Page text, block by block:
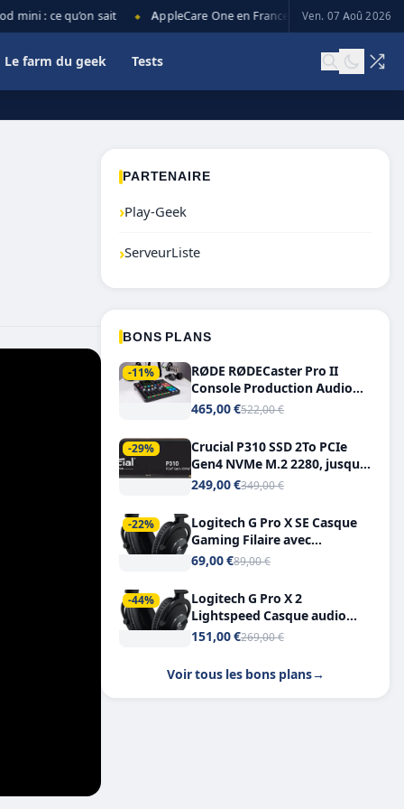
: ce qu’on sait AppleCare One en France : prix, couverture et
Ven. 07 Aoû 2026
Le farm du geek Tests
PARTENAIRE
›Play-Geek
›ServeurListe
BONS PLANS
-11%
RØDE RØDECaster Pro II
Console Production Audio
Tout-en-Un, Bluetooth et
465,00 €522,00 €
-29%
Crucial P310 SSD 2To PCIe
Gen4 NVMe M.2 2280, jusqu’à
7.100 Mo/s
249,00 €349,00 €
-22%
Logitech G Pro X SE Casque
Gaming Filaire avec
Microphone Micro
7.1
69,00 €89,00 €
-44%
Logitech G Pro X 2
Lightspeed Casque audio
bluetooth
151,00 €269,00 €
Voir tous les bons plans→